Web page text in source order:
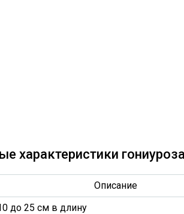
характеристики
Описание
до 25 см в длину